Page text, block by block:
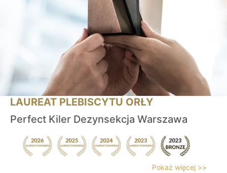
LAUREAT PLEBISCYTU ORŁY
Perfect Kiler Dezynsekcja Warszawa
Pokaż więcej >>